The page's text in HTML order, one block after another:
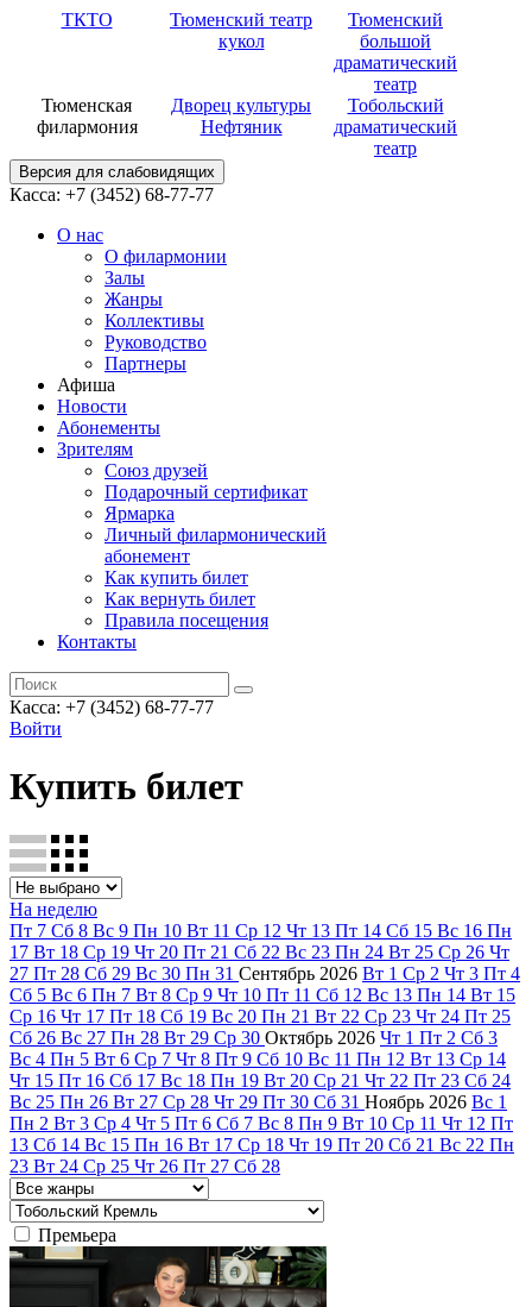
ТКТО
Тюменский театр
кукол
Тюменский
большой
драматический
театр
Тюменская
филармония
Дворец культуры
Нефтяник
Тобольский
драматический
театр
Версия для слабовидящих
Касса: +7 (3452) 68-77-77
О нас
О филармонии
Залы
Жанры
Коллективы
Руководство
Партнеры
Афиша
Новости
Абонементы
Зрителям
Союз друзей
Подарочный сертификат
Ярмарка
Личный филармонический
абонемент
Как купить билет
Как вернуть билет
Правила посещения
Контакты
Касса: +7 (3452) 68-77-77
Войти
Купить билет
На неделю
Пт 7 Сб 8 Вс 9 Пн 10 Вт 11 Ср 12 Чт 13 Пт 14 Сб 15 Вс 16 Пн
17 Вт 18 Ср 19 Чт 20 Пт 21 Сб 22 Вс 23 Пн 24 Вт 25 Ср 26 Чт
27 Пт 28 Сб 29 Вс 30 Пн 31 Сентябрь 2026 Вт 1 Ср 2 Чт 3 Пт 4
Сб 5 Вс 6 Пн 7 Вт 8 Ср 9 Чт 10 Пт 11 Сб 12 Вс 13 Пн 14 Вт 15
Ср 16 Чт 17 Пт 18 Сб 19 Вс 20 Пн 21 Вт 22 Ср 23 Чт 24 Пт 25
Сб 26 Вс 27 Пн 28 Вт 29 Ср 30 Октябрь 2026 Чт 1 Пт 2 Сб 3
Вс 4 Пн 5 Вт 6 Ср 7 Чт 8 Пт 9 Сб 10 Вс 11 Пн 12 Вт 13 Ср 14
Чт 15 Пт 16 Сб 17 Вс 18 Пн 19 Вт 20 Ср 21 Чт 22 Пт 23 Сб 24
Вс 25 Пн 26 Вт 27 Ср 28 Чт 29 Пт 30 Сб 31 Ноябрь 2026 Вс 1
Пн 2 Вт 3 Ср 4 Чт 5 Пт 6 Сб 7 Вс 8 Пн 9 Вт 10 Ср 11 Чт 12 Пт
13 Сб 14 Вс 15 Пн 16 Вт 17 Ср 18 Чт 19 Пт 20 Сб 21 Вс 22 Пн
23 Вт 24 Ср 25 Чт 26 Пт 27 Сб 28
Премьера